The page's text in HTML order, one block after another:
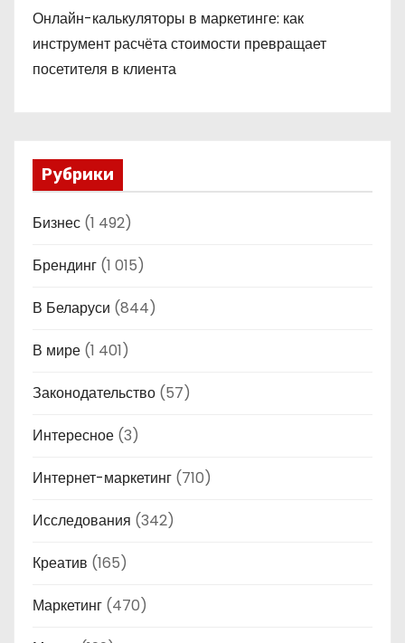
Онлайн-калькуляторы в маркетинге: как
инструмент расчёта стоимости превращает
посетителя в клиента
Рубрики
Бизнес (1 492)
Брендинг (1 015)
В Беларуси (844)
В мире (1 401)
Законодательство (57)
Интересное (3)
Интернет-маркетинг (710)
Исследования (342)
Креатив (165)
Маркетинг (470)